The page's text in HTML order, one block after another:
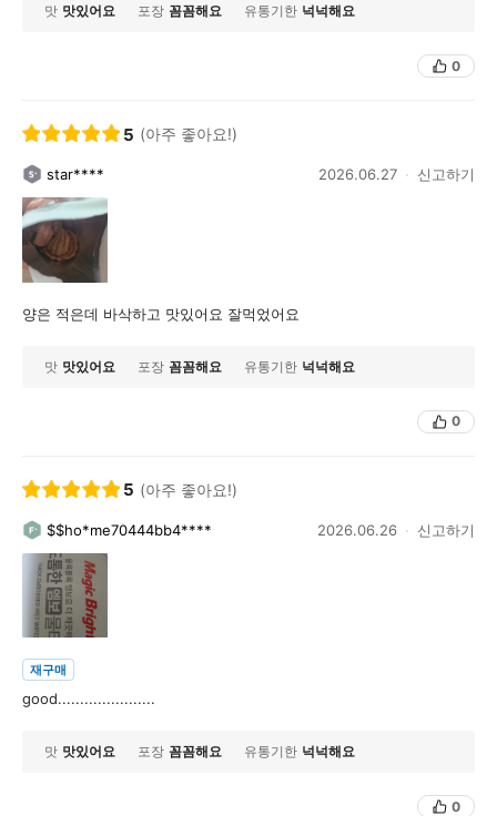
맛 맛있어요 포장 꼼꼼해요 유통기한 넉넉해요
0
5 (아주 좋아요!)
star**** 2026.06.27 신고하기
양은 적은데 바삭하고 맛있어요 잘먹었어요
맛 맛있어요 포장 꼼꼼해요 유통기한 넉넉해요
0
5 (아주 좋아요!)
$$ho*me70444bb4**** 2026.06.26 신고하기
재구매
good......................
맛 맛있어요 포장 꼼꼼해요 유통기한 넉넉해요
0